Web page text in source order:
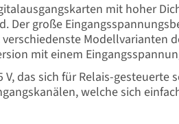
mit hoher
große
Modellvarianten
mit einem
das sich für Relais-gesteuerte
welche sich